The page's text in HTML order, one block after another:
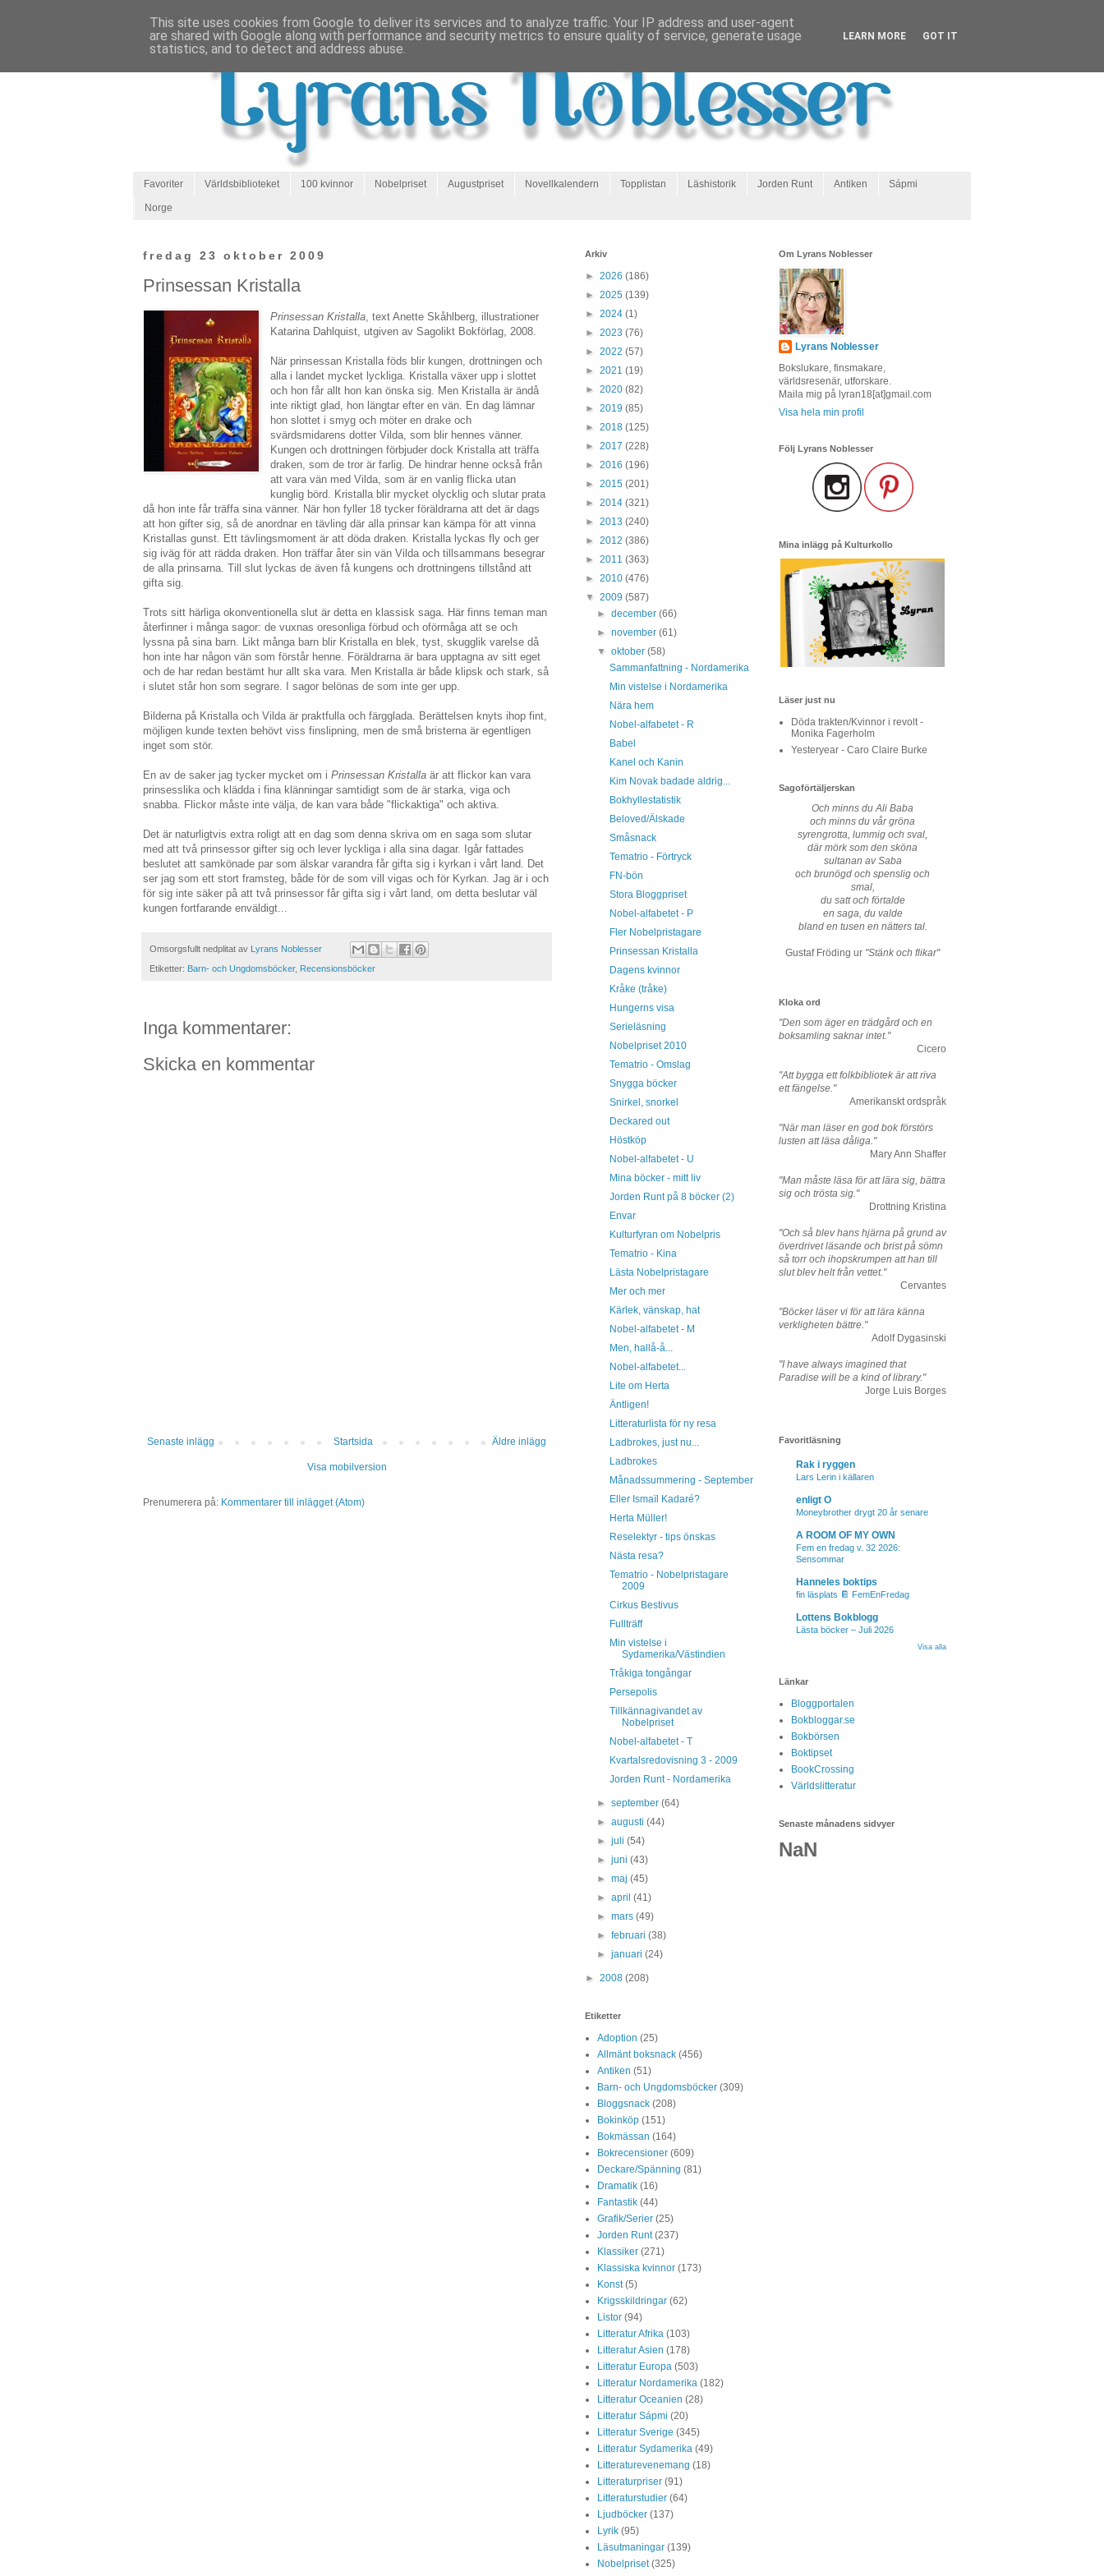
Favoriter Världsbiblioteket 100 kvinnor Nobelpriset Augustpriset Novellkalendern Topplistan Läshistorik Jorden Runt Antiken Sápmi
Norge
fredag 23 oktober 2009
Prinsessan Kristalla
Prinsessan Kristalla, text Anette Skåhlberg, illustrationer
Katarina Dahlquist, utgiven av Sagolikt Bokförlag, 2008.
När prinsessan Kristalla föds blir kungen, drottningen och
alla i landet mycket lyckliga. Kristalla växer upp i slottet
och hon får allt hon kan önska sig. Men Kristalla är ändå
inte riktigt glad, hon längtar efter en vän. En dag lämnar
hon slottet i smyg och möter en drake och
svärdsmidarens dotter Vilda, som blir hennes vänner.
Kungen och drottningen förbjuder dock Kristalla att träffa
draken, som de tror är farlig. De hindrar henne också från
att vara vän med Vilda, som är en vanlig flicka utan
kunglig börd. Kristalla blir mycket olycklig och slutar prata
då hon inte får träffa sina vänner. När hon fyller 18 tycker föräldrarna att det är dags
att hon gifter sig, så de anordnar en tävling där alla prinsar kan kämpa för att vinna
Kristallas gunst. Ett tävlingsmoment är att döda draken. Kristalla lyckas fly och ger
sig iväg för att rädda draken. Hon träffar åter sin vän Vilda och tillsammans besegrar
de alla prinsarna. Till slut lyckas de även få kungens och drottningens tillstånd att
gifta sig.
Trots sitt härliga okonventionella slut är detta en klassisk saga. Här finns teman man
återfinner i många sagor: de vuxnas oresonliga förbud och oförmåga att se och
lyssna på sina barn. Likt många barn blir Kristalla en blek, tyst, skugglik varelse då
hon inte har någon vän som förstår henne. Föräldrarna är bara upptagna av sitt eget
och de har redan bestämt hur allt ska vara. Men Kristalla är både klipsk och stark, så
i slutet står hon som segrare. I sagor belönas de som inte ger upp.
Bilderna på Kristalla och Vilda är praktfulla och färgglada. Berättelsen knyts ihop fint,
möjligen kunde texten behövt viss finslipning, men de små bristerna är egentligen
inget som stör.
En av de saker jag tycker mycket om i Prinsessan Kristalla är att flickor kan vara
prinsesslika och klädda i fina klänningar samtidigt som de är starka, viga och
snabba. Flickor måste inte välja, de kan vara både "flickaktiga" och aktiva.
Det är naturligtvis extra roligt att en dag som denna skriva om en saga som slutar
med att två prinsessor gifter sig och lever lyckliga i alla sina dagar. Igår fattades
beslutet att samkönade par som älskar varandra får gifta sig i kyrkan i vårt land. Det
ser jag som ett stort framsteg, både för de som vill vigas och för Kyrkan. Jag är i och
för sig inte säker på att två prinsessor får gifta sig i vårt land, om detta beslutar väl
kungen fortfarande enväldigt...
Omsorgsfullt nedplitat av Lyrans Noblesser
Etiketter: Barn- och Ungdomsböcker, Recensionsböcker
Inga kommentarer:
Skicka en kommentar
Senaste inlägg Äldre inlägg
Startsida
Visa mobilversion
Prenumerera på: Kommentarer till inlägget (Atom)
Arkiv
► 2026 (186)
► 2025 (139)
► 2024 (1)
► 2023 (76)
► 2022 (57)
► 2021 (19)
► 2020 (82)
► 2019 (85)
► 2018 (125)
► 2017 (228)
► 2016 (196)
► 2015 (201)
► 2014 (321)
► 2013 (240)
► 2012 (386)
► 2011 (363)
► 2010 (476)
▼ 2009 (587)
►december(66)
►november(61)
▼oktober(58)
Sammanfattning - Nordamerika
Min vistelse i Nordamerika
Nära hem
Nobel-alfabetet - R
Babel
Kanel och Kanin
Kim Novak badade aldrig...
Bokhyllestatistik
Beloved/Älskade
Småsnack
Tematrio - Förtryck
FN-bön
Stora Bloggpriset
Nobel-alfabetet - P
Fler Nobelpristagare
Prinsessan Kristalla
Dagens kvinnor
Kråke (tråke)
Hungerns visa
Serieläsning
Nobelpriset 2010
Tematrio - Omslag
Snygga böcker
Snirkel, snorkel
Deckared out
Höstköp
Nobel-alfabetet - U
Mina böcker - mitt liv
Jorden Runt på 8 böcker (2)
Envar
Kulturfyran om Nobelpris
Tematrio - Kina
Lästa Nobelpristagare
Mer och mer
Kärlek, vänskap, hat
Nobel-alfabetet - M
Men, hallå-å...
Nobel-alfabetet...
Lite om Herta
Äntligen!
Litteraturlista för ny resa
Ladbrokes, just nu...
Ladbrokes
Månadssummering - September
Eller Ismaïl Kadaré?
Herta Müller!
Reselektyr - tips önskas
Nästa resa?
Tematrio - Nobelpristagare
2009
Cirkus Bestivus
Fullträff
Min vistelse i
Sydamerika/Västindien
Tråkiga tongångar
Persepolis
Tillkännagivandet av
Nobelpriset
Nobel-alfabetet - T
Kvartalsredovisning 3 - 2009
Jorden Runt - Nordamerika
►september(64)
►augusti(44)
►juli(54)
►juni(43)
►maj(45)
►april(41)
►mars(49)
►februari(38)
►januari(24)
► 2008 (208)
Etiketter
Adoption (25)
Allmänt boksnack (456)
Antiken (51)
Barn- och Ungdomsböcker (309)
Bloggsnack (208)
Bokinköp (151)
Bokmässan (164)
Bokrecensioner (609)
Deckare/Spänning (81)
Dramatik (16)
Fantastik (44)
Grafik/Serier (25)
Jorden Runt (237)
Klassiker (271)
Klassiska kvinnor (173)
Konst (5)
Krigsskildringar (62)
Listor (94)
Litteratur Afrika (103)
Litteratur Asien (178)
Litteratur Europa (503)
Litteratur Nordamerika (182)
Litteratur Oceanien (28)
Litteratur Sápmi (20)
Litteratur Sverige (345)
Litteratur Sydamerika (49)
Litteraturevenemang (18)
Litteraturpriser (91)
Litteraturstudier (64)
Ljudböcker (137)
Lyrik (95)
Läsutmaningar (139)
Nobelpriset (325)
Om Lyrans Noblesser
Lyrans Noblesser
Bokslukare, finsmakare,
världsresenär, utforskare.
Maila mig på lyran18[at]gmail.com
Visa hela min profil
Följ Lyrans Noblesser
Mina inlägg på Kulturkollo
Läser just nu
Döda trakten/Kvinnor i revolt -
Monika Fagerholm
Yesteryear - Caro Claire Burke
Sagoförtäljerskan
Och minns du Ali Baba
och minns du vår gröna
syrengrotta, lummig och sval,
där mörk som den sköna
sultanan av Saba
och brunögd och spenslig och
smal,
du satt och förtalde
en saga, du valde
bland en tusen en nätters tal.
Gustaf Fröding ur "Stänk och flikar"
Kloka ord
"Den som äger en trädgård och en
boksamling saknar intet."
Cicero
"Att bygga ett folkbibliotek är att riva
ett fängelse."
Amerikanskt ordspråk
"När man läser en god bok förstörs
lusten att läsa dåliga."
Mary Ann Shaffer
"Man måste läsa för att lära sig, bättra
sig och trösta sig."
Drottning Kristina
"Och så blev hans hjärna på grund av
överdrivet läsande och brist på sömn
så torr och ihopskrumpen att han till
slut blev helt från vettet."
Cervantes
"Böcker läser vi för att lära känna
verkligheten bättre."
Adolf Dygasinski
"I have always imagined that
Paradise will be a kind of library."
Jorge Luis Borges
Favoritläsning
Rak i ryggen
Lars Lerin i källaren
enligt O
Moneybrother drygt 20 år senare
A ROOM OF MY OWN
Fem en fredag v. 32 2026:
Sensommar
Hanneles boktips
fin läsplats 📔 FemEnFredag
Lottens Bokblogg
Lästa böcker – Juli 2026
Visa alla
Länkar
Bloggportalen
Bokbloggar.se
Bokbörsen
Boktipset
BookCrossing
Världslitteratur
Senaste månadens sidvyer
NaN
This site uses cookies from Google to deliver its services and to analyze traffic. Your IP address and user-agent
are shared with Google along with performance and security metrics to ensure quality of service, generate usage
statistics, and to detect and address abuse.
LEARN MORE GOT IT